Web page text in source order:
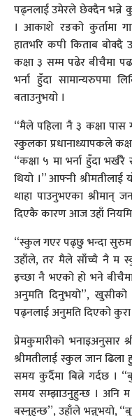
पढ्नलाई उमेरले छेक्दैन भन्ने
। आकाशे रङको कुर्तामा
हातभरि कपी किताब बोक्दै
कक्षा ३ सम्म पढेर बीचैमा
भर्ना हुँदा सामान्यरुपमा
बताउनुभयो ।
“मैले पहिला नै ३ कक्षा
स्कुलका प्रधानाध्यापकले
“कक्षा ५ मा भर्ना हुँदा
थियो ।” आफ्नी श्रीमतीलाई
थाहा पाउनुभएका श्रीमान्
दिएकै कारण आज उहाँ
“स्कुल गएर पढ्छु भन्दा
उहाँले, तर मैले साँच्चै नै म
इच्छा नै भएको हो भने
अनुमति दिनुभयो”,
पढ्नलाई अनुमति दिएको
प्रेमकुमारीको भनाइअनुसार
श्रीमतीलाई स्कुल जान
समय कुर्दैमा बित्ने गर्दछ ।
समय सम्झाउनुहुन्छ । अनि
बस्नुहुन्छ”, उहाँले भन्नुभयो,